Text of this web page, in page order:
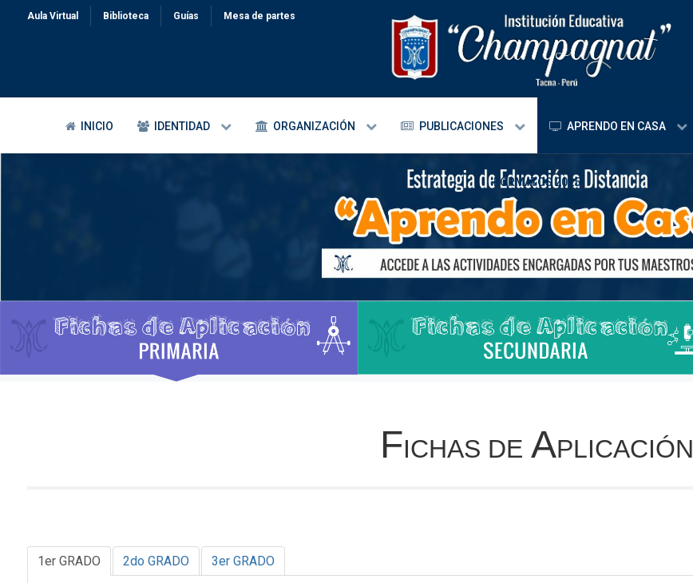
Aula Virtual Biblioteca Guías Mesa de partes
INICIO IDENTIDAD ORGANIZACIÓN PUBLICACIONES APRENDO EN CASA
FORMATOS 2025
FICHAS DE APLICACIÓN
1er GRADO 2do GRADO 3er GRADO